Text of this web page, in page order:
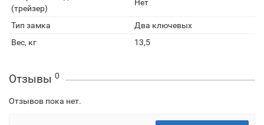
(трейзер)
Нет
Тип замка
Два ключевых
Вес, кг
13,5
Отзывы 0
Отзывов пока нет.